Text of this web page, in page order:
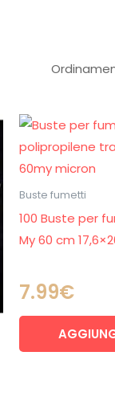
Buste fumetti
100 Buste per
My 60 cm
7.99€